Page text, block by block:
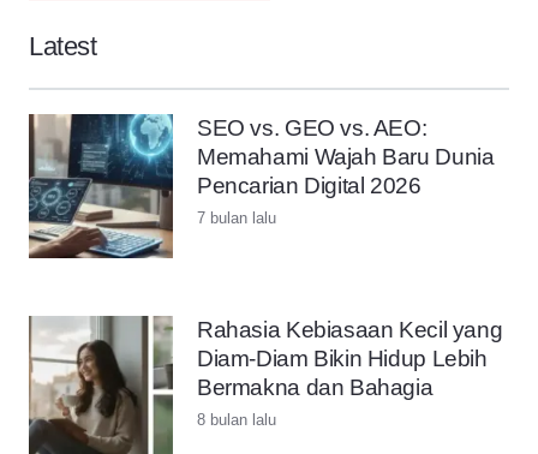
Latest
SEO vs. GEO vs. AEO:
Memahami Wajah Baru Dunia
Pencarian Digital 2026
7 bulan lalu
Rahasia Kebiasaan Kecil yang
Diam-Diam Bikin Hidup Lebih
Bermakna dan Bahagia
8 bulan lalu